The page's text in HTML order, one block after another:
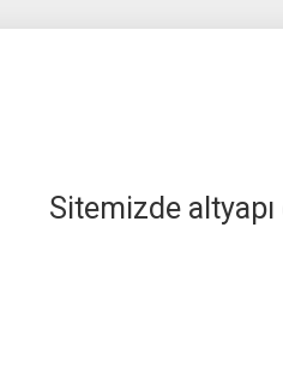
Sitemizde altyapı